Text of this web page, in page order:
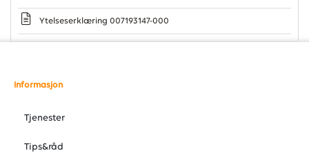
Ytelseserklæring 007193147-000
Informasjon
Tjenester
Tips&råd